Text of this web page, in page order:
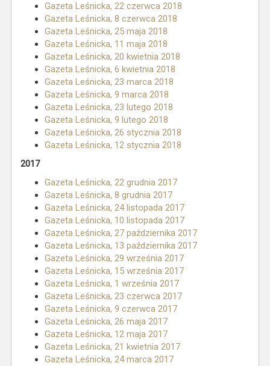
Gazeta Leśnicka, 22 czerwca 2018
Gazeta Leśnicka, 8 czerwca 2018
Gazeta Leśnicka, 25 maja 2018
Gazeta Leśnicka, 11 maja 2018
Gazeta Leśnicka, 20 kwietnia 2018
Gazeta Leśnicka, 6 kwietnia 2018
Gazeta Leśnicka, 23 marca 2018
Gazeta Leśnicka, 9 marca 2018
Gazeta Leśnicka, 23 lutego 2018
Gazeta Leśnicka, 9 lutego 2018
Gazeta Leśnicka, 26 stycznia 2018
Gazeta Leśnicka, 12 stycznia 2018
2017
Gazeta Leśnicka, 22 grudnia 2017
Gazeta Leśnicka, 8 grudnia 2017
Gazeta Leśnicka, 24 listopada 2017
Gazeta Leśnicka, 10 listopada 2017
Gazeta Leśnicka, 27 października 2017
Gazeta Leśnicka, 13 października 2017
Gazeta Leśnicka, 29 września 2017
Gazeta Leśnicka, 15 września 2017
Gazeta Leśnicka, 1 września 2017
Gazeta Leśnicka, 23 czerwca 2017
Gazeta Leśnicka, 9 czerwca 2017
Gazeta Leśnicka, 26 maja 2017
Gazeta Leśnicka, 12 maja 2017
Gazeta Leśnicka, 21 kwietnia 2017
Gazeta Leśnicka, 24 marca 2017